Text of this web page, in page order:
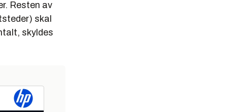
Resten av
skal
skyldes